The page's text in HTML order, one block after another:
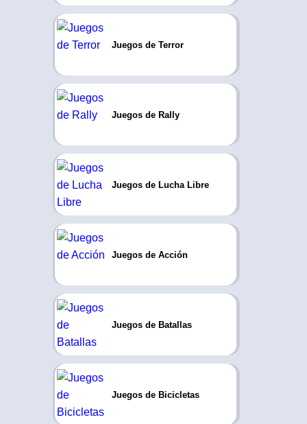
Juegos de Terror
Juegos de Rally
Juegos de Lucha Libre
Juegos de Acción
Juegos de Batallas
Juegos de Bicicletas